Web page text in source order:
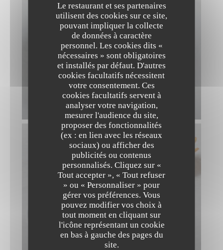
Le restaurant et ses partenaires
utilisent des cookies sur ce site,
pouvant impliquer la collecte
de données à caractère
personnel. Les cookies dits «
nécessaires » sont obligatoires
et installés par défaut. D'autres
cookies facultatifs nécessitent
votre consentement. Ces
cookies facultatifs servent à
analyser votre navigation,
mesurer l'audience du site,
proposer des fonctionnalités
(ex : en lien avec les réseaux
sociaux) ou afficher des
publicités ou contenus
personnalisés. Cliquez sur «
Tout accepter », « Tout refuser
» ou « Personnaliser » pour
gérer vos préférences. Vous
pouvez modifier vos choix à
tout moment en cliquant sur
l'icône représentant un cookie
en bas à gauche des pages du
site.